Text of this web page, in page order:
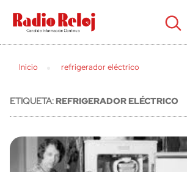
cerrar
Inicio refrigerador eléctrico
ETIQUETA:REFRIGERADOR ELÉCTRICO